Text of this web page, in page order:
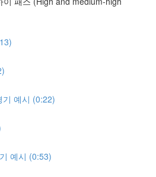
예시 (0:22)
예시 (0:53)